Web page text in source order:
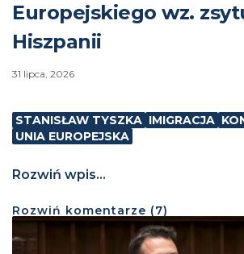
Europejskiego wz.
Hiszpanii
31 lipca, 2026
STANISŁAW TYSZKA IMIGRACJA
UNIA EUROPEJSKA
Rozwiń wpis...
Rozwiń komentarze (7)